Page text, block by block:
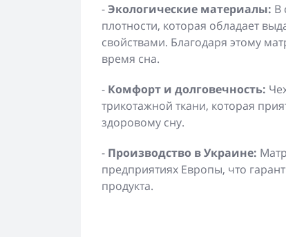
-Экологические материалы: В
плотности, которая обладает
свойствами. Благодаря этому
время сна.
- Комфорт и долговечность:
трикотажной ткани, которая
здоровому сну.
- Производство в Украине:
предприятиях Европы, что
продукта.